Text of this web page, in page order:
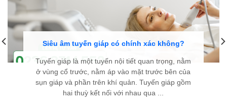
Siêu âm tuyến giáp có chính xác không?
Tuyến giáp là một tuyến nội tiết quan trọng, nằm
ở vùng cổ trước, nằm áp vào mặt trước bên của
sụn giáp và phần trên khí quản. Tuyến giáp gồm
hai thuỳ kết nối với nhau qua ...